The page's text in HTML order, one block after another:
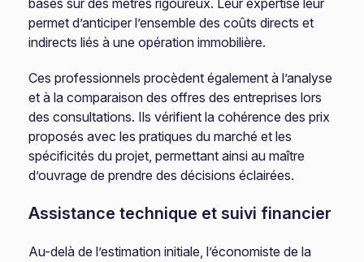
basés sur des métrés rigoureux. Leur expertise leur
permet d’anticiper l’ensemble des coûts directs et
indirects liés à une opération immobilière.
Ces professionnels procèdent également à l’analyse
et à la comparaison des offres des entreprises lors
des consultations. Ils vérifient la cohérence des prix
proposés avec les pratiques du marché et les
spécificités du projet, permettant ainsi au maître
d’ouvrage de prendre des décisions éclairées.
Assistance technique et suivi financier
Au-delà de l’estimation initiale, l’économiste de la